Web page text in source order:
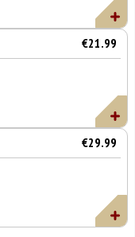
€21.99
€29.99